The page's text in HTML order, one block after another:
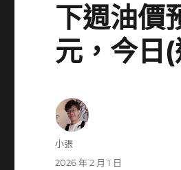
下週油價
元，今日(
作
小張
發
2026 年 2 月 1 日